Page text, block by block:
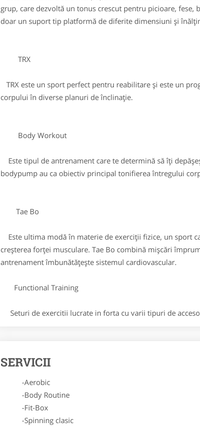
grup, care dezvoltă un tonus crescut pentru picioare,
doar un suport tip platformă de diferite dimensiuni și
TRX
TRX este un sport perfect pentru reabilitare și este un
corpului în diverse planuri de înclinație.
Body Workout
Este tipul de antrenament care te determină să îți
bodypump au ca obiectiv principal tonifierea întregului
Tae Bo
Este ultima modă în materie de exerciții fizice, un sport
creșterea forței musculare. Tae Bo combină mișcări
antrenament îmbunătățește sistemul cardiovascular.
Functional Training
Seturi de exercitii lucrate in forta cu varii tipuri de
SERVICII
-Aerobic
-Body Routine
-Fit-Box
-Spinning clasic